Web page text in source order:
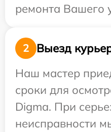
ремонта Вашего
2
Выезд
Наш мастер
сроки для
Digma. При
неисправности